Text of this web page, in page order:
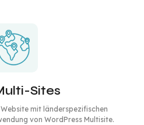
Sites
mit länderspezifischen
von WordPress Multisite.